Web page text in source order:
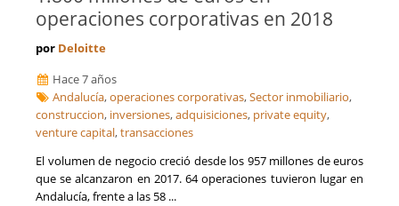
operaciones corporativas en 2018
por Deloitte
Hace 7 años
Andalucía,operaciones corporativas,Sector inmobiliario,
construccion, inversiones,adquisiciones, private equity,
venture capital,transacciones
El volumen de negocio creció desde los 957 millones de euros
que se alcanzaron en 2017. 64 operaciones tuvieron lugar en
Andalucía, frente a las 58 ...